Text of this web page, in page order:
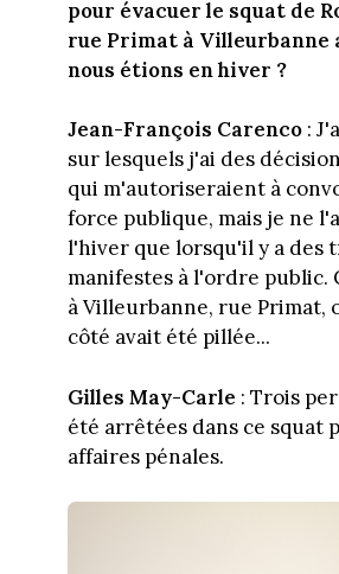
pour évacuer le squat de
rue Primat à Villeurbanne
nous étions en hiver ?
Jean-François Carenco:
sur lesquels j'ai des
qui m'autoriseraient à
force publique, mais je ne
l'hiver que lorsqu'il y a des
manifestes à l'ordre public.
à Villeurbanne, rue Primat,
côté avait été pillée...
Gilles May-Carle : Trois
été arrêtées dans ce squat
affaires pénales.